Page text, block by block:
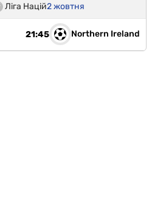
Ліга Націй2 жовтня
21:45 Northern Ireland